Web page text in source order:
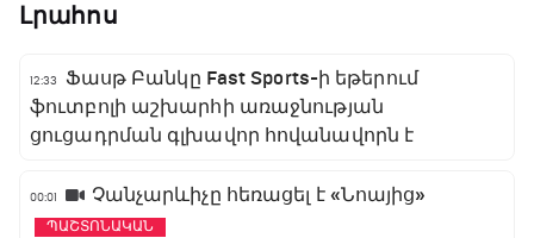
Լրահոս
12:33
Ֆասթ Բանկը Fast Sports-ի եթերում
ֆուտբոլի աշխարհի առաջնության
ցուցադրման գլխավոր հովանավորն է
00:01 Չանչարևիչը հեռացել է «Նոայից»
ՊԱՇՏՈՆԱԿԱՆ